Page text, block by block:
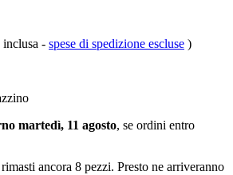
- spese di spedizione escluse )
martedì, 11 agosto, se ordini entro
ancora 8 pezzi. Presto ne arriveranno